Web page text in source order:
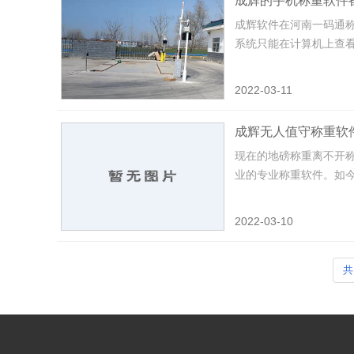
成辉软件在河南一码通
系统只能在计算机上查
2022-03-11
成辉无人值守称重软
现在的地磅称重离不开
业的专业称重软件。如
2022-03-10